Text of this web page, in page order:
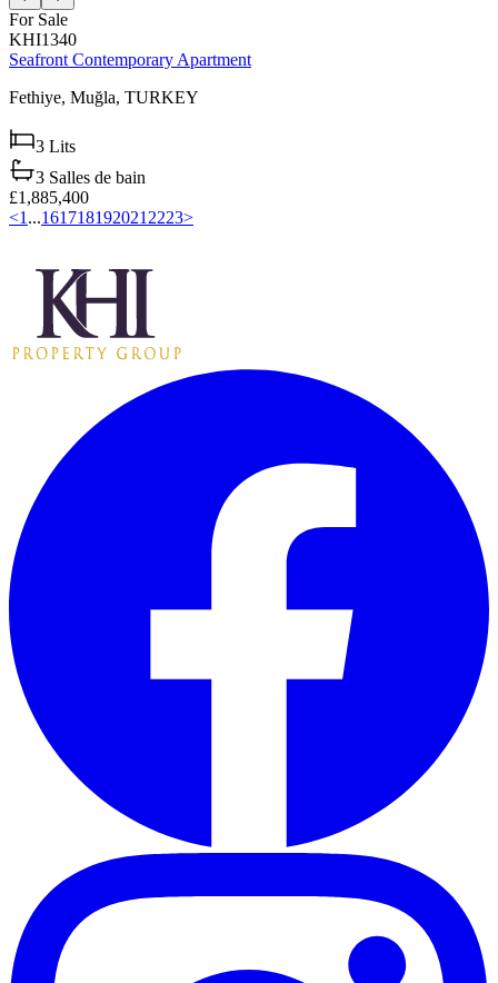
For Sale
KHI1340
Seafront Contemporary Apartment
Fethiye, Muğla, TURKEY
3 Lits
3 Salles de bain
£1,885,400
<1 ...161718192021 2223>